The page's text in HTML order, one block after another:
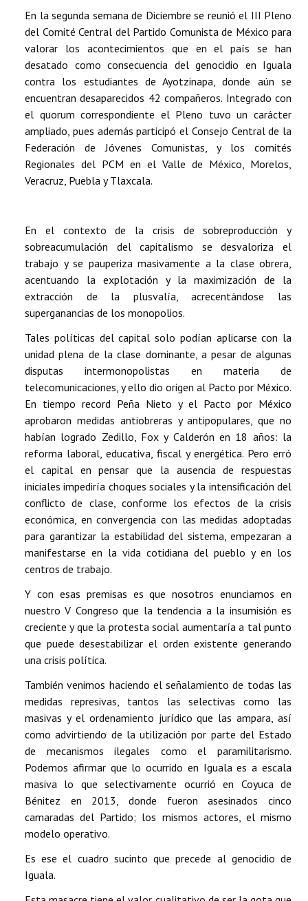
En la segunda semana de Diciembre se reunió el III Pleno
del Comité Central del Partido Comunista de México para
valorar los acontecimientos que en el país se han
desatado como consecuencia del genocidio en Iguala
contra los estudiantes de Ayotzinapa, donde aún se
encuentran desaparecidos 42 compañeros. Integrado con
el quorum correspondiente el Pleno tuvo un carácter
ampliado, pues además participó el Consejo Central de la
Federación de Jóvenes Comunistas, y los comités
Regionales del PCM en el Valle de México, Morelos,
Veracruz, Puebla y Tlaxcala.
En el contexto de la crisis de sobreproducción y
sobreacumulación del capitalismo se desvaloriza el
trabajo y se pauperiza masivamente a la clase obrera,
acentuando la explotación y la maximización de la
extracción de la plusvalía, acrecentándose las
superganancias de los monopolios.
Tales políticas del capital solo podían aplicarse con la
unidad plena de la clase dominante, a pesar de algunas
disputas intermonopolistas en materia de
telecomunicaciones, y ello dio origen al Pacto por México.
En tiempo record Peña Nieto y el Pacto por México
aprobaron medidas antiobreras y antipopulares, que no
habían logrado Zedillo, Fox y Calderón en 18 años: la
reforma laboral, educativa, fiscal y energética. Pero erró
el capital en pensar que la ausencia de respuestas
iniciales impediría choques sociales y la intensificación del
conflicto de clase, conforme los efectos de la crisis
económica, en convergencia con las medidas adoptadas
para garantizar la estabilidad del sistema, empezaran a
manifestarse en la vida cotidiana del pueblo y en los
centros de trabajo.
Y con esas premisas es que nosotros enunciamos en
nuestro V Congreso que la tendencia a la insumisión es
creciente y que la protesta social aumentaría a tal punto
que puede desestabilizar el orden existente generando
una crisis política.
También venimos haciendo el señalamiento de todas las
medidas represivas, tantos las selectivas como las
masivas y el ordenamiento jurídico que las ampara, así
como advirtiendo de la utilización por parte del Estado
de mecanismos ilegales como el paramilitarismo.
Podemos afirmar que lo ocurrido en Iguala es a escala
masiva lo que selectivamente ocurrió en Coyuca de
Bénitez en 2013, donde fueron asesinados cinco
camaradas del Partido; los mismos actores, el mismo
modelo operativo.
Es ese el cuadro sucinto que precede al genocidio de
Iguala.